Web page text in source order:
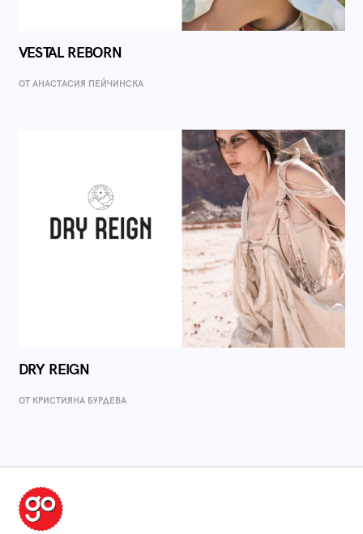
VESTAL REBORN
ОТ AНАСТАСИЯ ПЕЙЧИНСКА
DRY REIGN
ОТ КРИСТИЯНА БУРДЕВА